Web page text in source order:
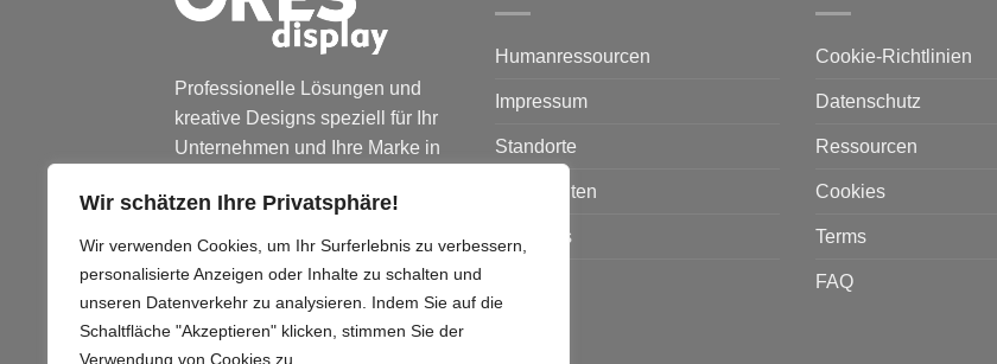
Wir schätzen Ihre Privatsphäre!
Wir verwenden Cookies, um Ihr Surferlebnis zu verbessern,
personalisierte Anzeigen oder Inhalte zu schalten und
unseren Datenverkehr zu analysieren. Indem Sie auf die
Schaltfläche "Akzeptieren" klicken, stimmen Sie der
Verwendung von Cookies zu.
Professionelle Lösungen und
kreative Designs speziell für Ihr
Unternehmen und Ihre Marke in
Verkaufsförderungssystemen.
Humanressourcen
Impressum
Standorte
Nachrichten
Über uns
Cookie-Richtlinien
Datenschutz
Ressourcen
Cookies
Terms
FAQ